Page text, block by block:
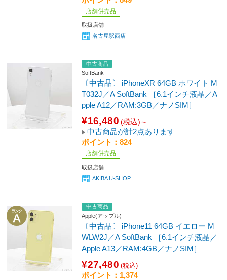
店舗併売品
取扱店舗
名古屋駅西店
中古商品
SoftBank
〔中古品〕 iPhoneXR 64GB ホワイト M
T032J／A SoftBank ［6.1インチ液晶／A
pple A12／RAM:3GB／ナノSIM］
¥16,480 (税込)～
中古商品が計2点あります
ポイント：824
店舗併売品
取扱店舗
AKIBA U-SHOP
中古商品
Apple(アップル)
〔中古品〕 iPhone11 64GB イエロー M
WLW2J／A SoftBank ［6.1インチ液晶／
Apple A13／RAM:4GB／ナノSIM］
¥27,480 (税込)
ポイント：1,374